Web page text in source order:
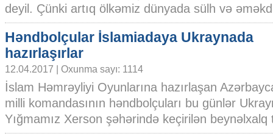
deyil. Çünki artıq ölkəmiz dünyada sülh və
Həndbolçular İslamiadaya Ukraynada
hazırlaşırlar
12.04.2017 | Oxunma sayı: 1114
İslam Həmrəyliyi Oyunlarına hazırlaşan
milli komandasının həndbolçuları bu günlər
Yığmamız Xerson şəhərində keçirilən beynəlxalq